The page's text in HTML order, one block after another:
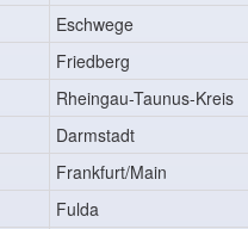
Eschwege
Friedberg
Rheingau-Taunus-Kreis
Darmstadt
Frankfurt/Main
Fulda